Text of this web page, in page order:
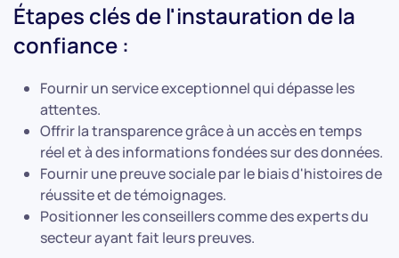
Étapes clés de l'instauration de la
confiance :
Fournir un service exceptionnel qui dépasse les
attentes.
Offrir la transparence grâce à un accès en temps
réel et à des informations fondées sur des données.
Fournir une preuve sociale par le biais d'histoires de
réussite et de témoignages.
Positionner les conseillers comme des experts du
secteur ayant fait leurs preuves.